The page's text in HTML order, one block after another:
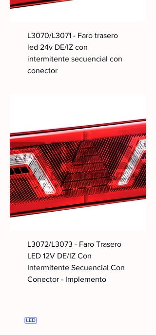
L3070/L3071 - Faro trasero
led 24v DE/IZ con
intermitente secuencial con
conector
L3072/L3073 - Faro Trasero
LED 12V DE/IZ Con
Intermitente Secuencial Con
Conector - Implemento